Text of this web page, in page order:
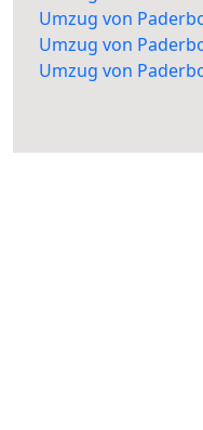
Umzug von
Umzug von
Umzug von